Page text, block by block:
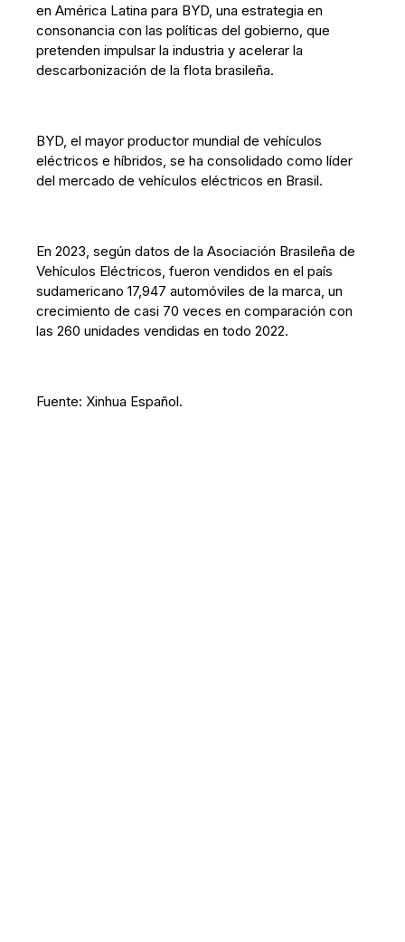
en América Latina para BYD, una estrategia en
consonancia con las políticas del gobierno, que
pretenden impulsar la industria y acelerar la
descarbonización de la flota brasileña.
BYD, el mayor productor mundial de vehículos
eléctricos e híbridos, se ha consolidado como líder
del mercado de vehículos eléctricos en Brasil.
En 2023, según datos de la Asociación Brasileña de
Vehículos Eléctricos, fueron vendidos en el país
sudamericano 17,947 automóviles de la marca, un
crecimiento de casi 70 veces en comparación con
las 260 unidades vendidas en todo 2022.
Fuente: Xinhua Español.